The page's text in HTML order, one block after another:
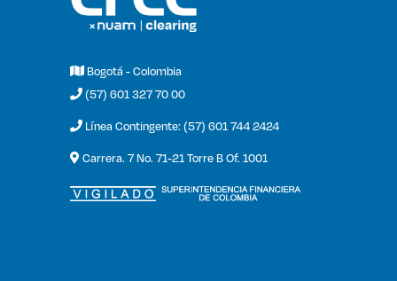
Bogotá - Colombia
(57) 601 327 70 00
Línea Contingente: (57) 601 744 2424
Carrera. 7 No. 71-21 Torre B Of. 1001